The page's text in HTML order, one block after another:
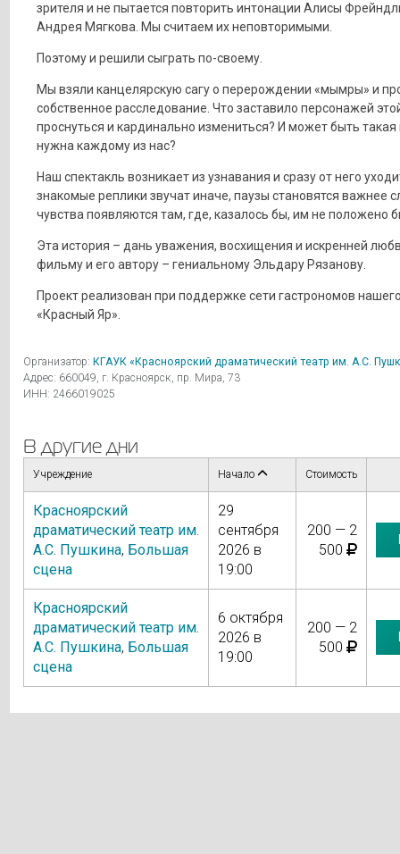
зрителя и не пытается повторить интонации Алисы
Андрея Мягкова. Мы считаем их неповторимыми.
Поэтому и решили сыграть по-своему.
Мы взяли канцелярскую сагу о перерождении «мымры» и
собственное расследование. Что заставило персонажей
проснуться и кардинально измениться? И может быть такая
нужна каждому из нас?
Наш спектакль возникает из узнавания и сразу от него
знакомые реплики звучат иначе, паузы становятся важнее
чувства появляются там, где, казалось бы, им не положено
Эта история – дань уважения, восхищения и искренней
фильму и его автору – гениальному Эльдару Рязанову.
Проект реализован при поддержке сети гастрономов
«Красный Яр».
Организатор: КГАУК «Красноярский драматический театр им. А.С.
Адрес: 660049, г. Красноярск, пр. Мира, 73
ИНН: 2466019025
В другие дни
Учреждение Начало Стоимость
Красноярский
драматический театр им.
А.С. Пушкина, Большая
сцена
29
сентября
2026 в
19:00
200 — 2
500
Красноярский
драматический театр им.
А.С. Пушкина, Большая
сцена
6 октября
2026 в
19:00
200 — 2
500